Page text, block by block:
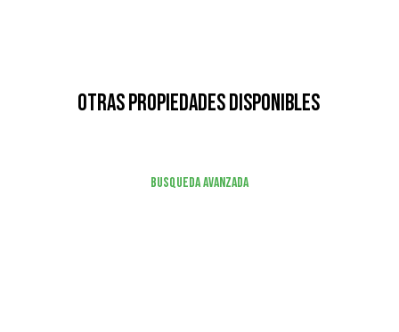
Otras Propiedades Disponibles
Busqueda Avanzada